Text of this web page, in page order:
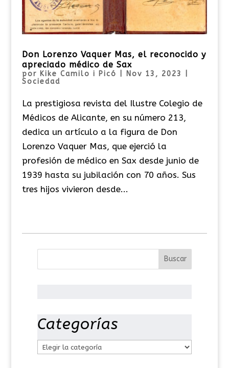
Don Lorenzo Vaquer Mas, el reconocido y
apreciado médico de Sax
por Kike Camilo i Picó Nov 13, 2023
Sociedad
La prestigiosa revista del Ilustre Colegio de
Médicos de Alicante, en su número 213,
dedica un artículo a la figura de Don
Lorenzo Vaquer Mas, que ejerció la
profesión de médico en Sax desde junio de
1939 hasta su jubilación con 70 años. Sus
tres hijos vivieron desde...
Categorías